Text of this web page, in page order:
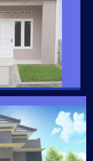
10 menit dari pusat